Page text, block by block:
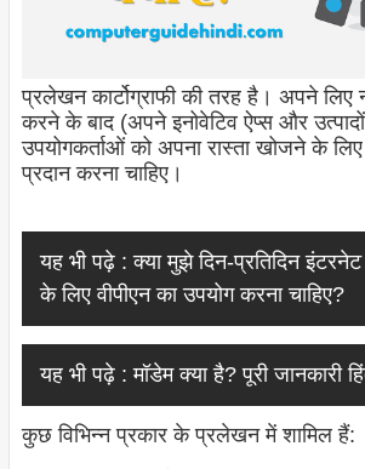
प्रलेखन कार्टोग्राफी की तरह है। अपने लिए
करने के बाद (अपने इनोवेटिव ऐप्स और उत्पादों
उपयोगकर्ताओं को अपना रास्ता खोजने के लिए
प्रदान करना चाहिए।
यह भी पढ़े : क्या मुझे दिन-प्रतिदिन इंटरनेट
के लिए वीपीएन का उपयोग करना चाहिए?
यह भी पढ़े : मॉडेम क्या है? पूरी जानकारी
कुछ विभिन्न प्रकार के प्रलेखन में शामिल हैं: